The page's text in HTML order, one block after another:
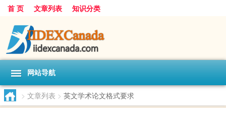
首 页 文章列表 知识分类
网站导航
> 文章列表 > 英文学术论文格式要求